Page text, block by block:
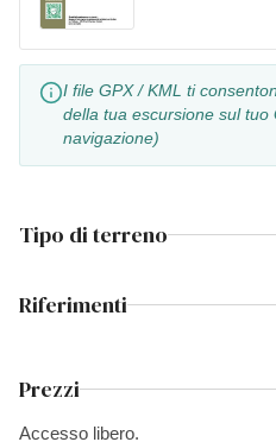
I file GPX / KML ti
della tua escursione sul
navigazione)
Tipo di terreno
Riferimenti
Prezzi
Accesso libero.